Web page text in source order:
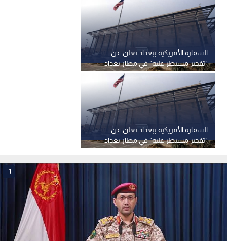
السفارة الأمريكية ببغداد تعلن عن
"تفجير مسيطر عليه" في مطار بغداد
السفارة الأمريكية ببغداد تعلن عن
"تفجير مسيطر عليه" في مطار بغداد
1